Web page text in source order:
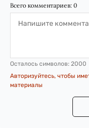
Всего комментариев: 0
Осталось символов: 2000
Авторизуйтесь, чтобы
материалы